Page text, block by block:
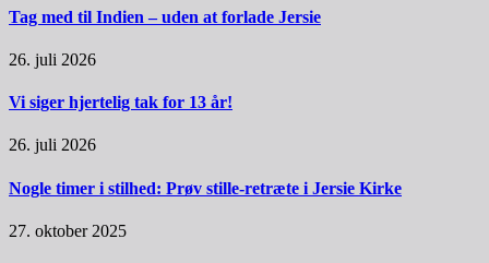
Tag med til Indien – uden at forlade Jersie
26. juli 2026
Vi siger hjertelig tak for 13 år!
26. juli 2026
Nogle timer i stilhed: Prøv stille-retræte i Jersie Kirke
27. oktober 2025